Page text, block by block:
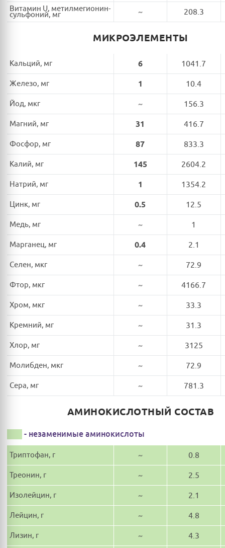
Витамин U, метилмегионин-
сульфоний, мг ~ 208.3
МИКРОЭЛЕМЕНТЫ
Кальций, мг 6 1041.7
Железо, мг 1 10.4
Йод, мкг ~ 156.3
Магний, мг 31 416.7
Фосфор, мг 87 833.3
Калий, мг 145 2604.2
Натрий, мг 1 1354.2
Цинк, мг 0.5 12.5
Медь, мг ~ 1
Марганец, мг 0.4 2.1
Селен, мкг ~ 72.9
Фтор, мкг ~ 4166.7
Хром, мкг ~ 33.3
Кремний, мг ~ 31.3
Хлор, мг ~ 3125
Молибден, мкг ~ 72.9
Сера, мг ~ 781.3
АМИНОКИСЛОТНЫЙ СОСТАВ
- незаменимые аминокислоты
Триптофан, г ~ 0.8
Треонин, г ~ 2.5
Изолейцин, г ~ 2.1
Лейцин, г ~ 4.8
Лизин, г ~ 4.3